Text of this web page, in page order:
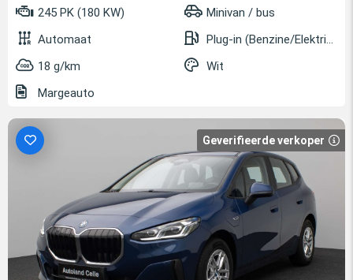
245 PK (180 KW)
Minivan / bus
Automaat
Plug-in (Benzine/Elektrisch)
18 g/km
Wit
Margeauto
Geverifieerde verkoper